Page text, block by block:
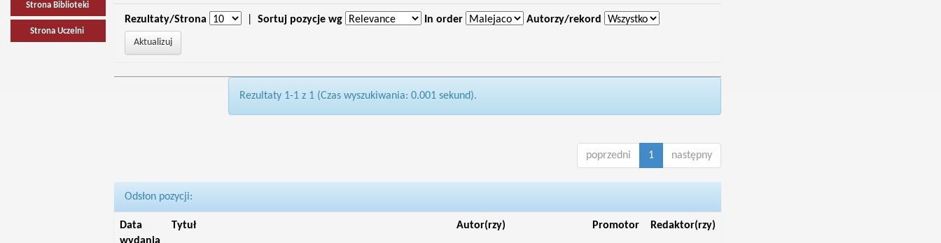
Strona Biblioteki
Strona Uczelni
Rezultaty/Strona Sortuj pozycje wg In order Autorzy/rekord
Rezultaty 1-1 z 1 (Czas wyszukiwania: 0.001 sekund).
poprzedni 1 następny
Odsłon pozycji:
Data
Tytuł Autor(rzy) Promotor Redaktor(rzy)